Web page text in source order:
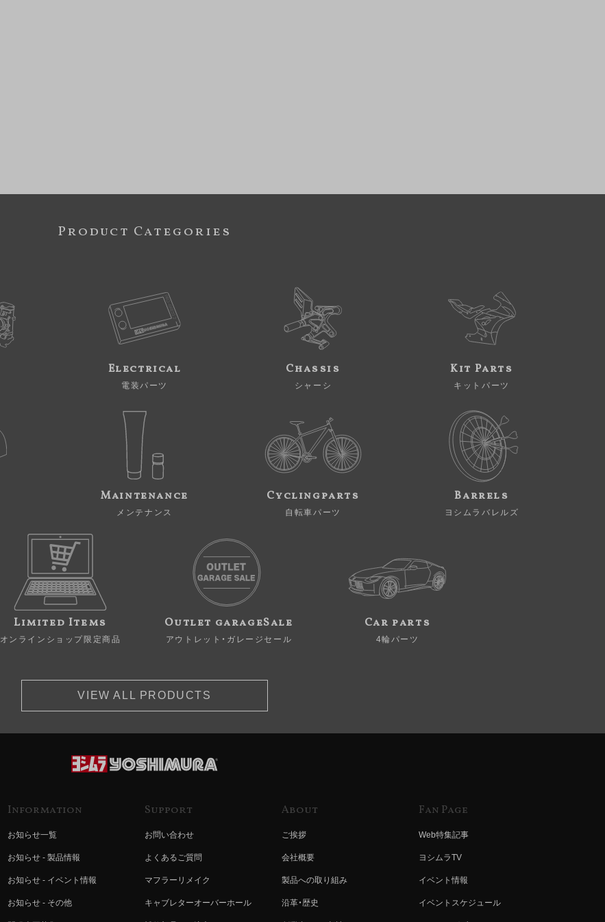
Product Categories
Electrical
電装パーツ
Chassis
シャーシ
Kit Parts
キットパーツ
Maintenance
メンテナンス
Cyclingparts
自転車パーツ
Barrels
ヨシムラバレルズ
Limited Items
オンラインショップ限定商品
Outlet garageSale
アウトレット・ガレージセール
Car parts
4輪パーツ
VIEW ALL PRODUCTS
Information
お知らせ一覧
お知らせ - 製品情報
お知らせ - イベント情報
お知らせ - その他
Support
お問い合わせ
よくあるご質問
マフラーリメイク
キャブレターオーバーホール
About
ご挨拶
会社概要
製品への取り組み
沿革・歴史
Fan Page
Web特集記事
ヨシムラTV
イベント情報
イベントスケジュール